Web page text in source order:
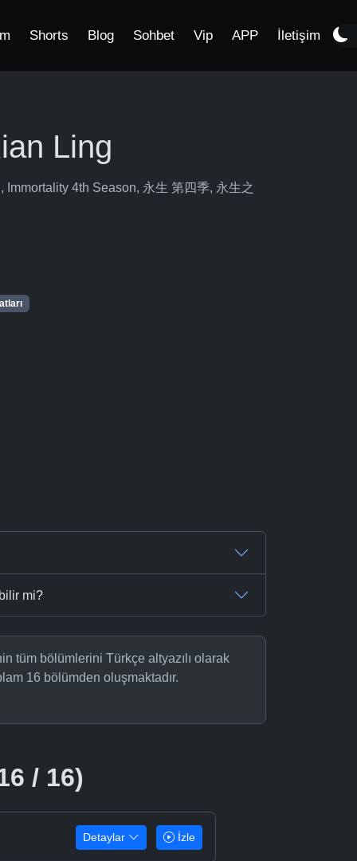
Shorts Blog Sohbet Vip APP İletişim
Ling
Immortality 4th Season, 永生 第四季, 永生之
mi?
tüm bölümlerini Türkçe altyazılı olarak
16 bölümden oluşmaktadır.
/ 16)
Detaylar İzle